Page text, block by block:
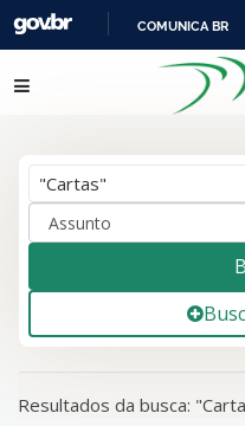
COMUNICA BR
Mostrando
Pular para o conteúdo
Resultados da busca: